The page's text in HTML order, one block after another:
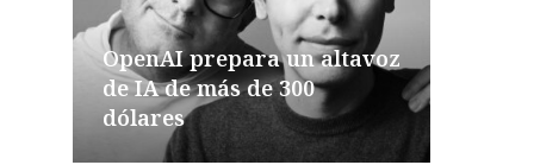
OpenAI prepara un altavoz
de IA de más de 300
dólares